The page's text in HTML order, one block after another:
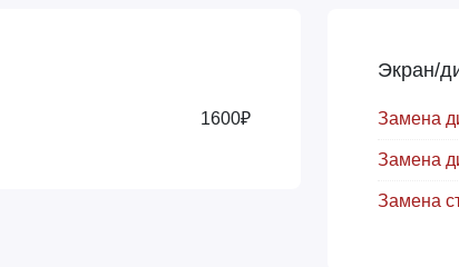
1600₽
Экран/
Замена
Замена
Замена